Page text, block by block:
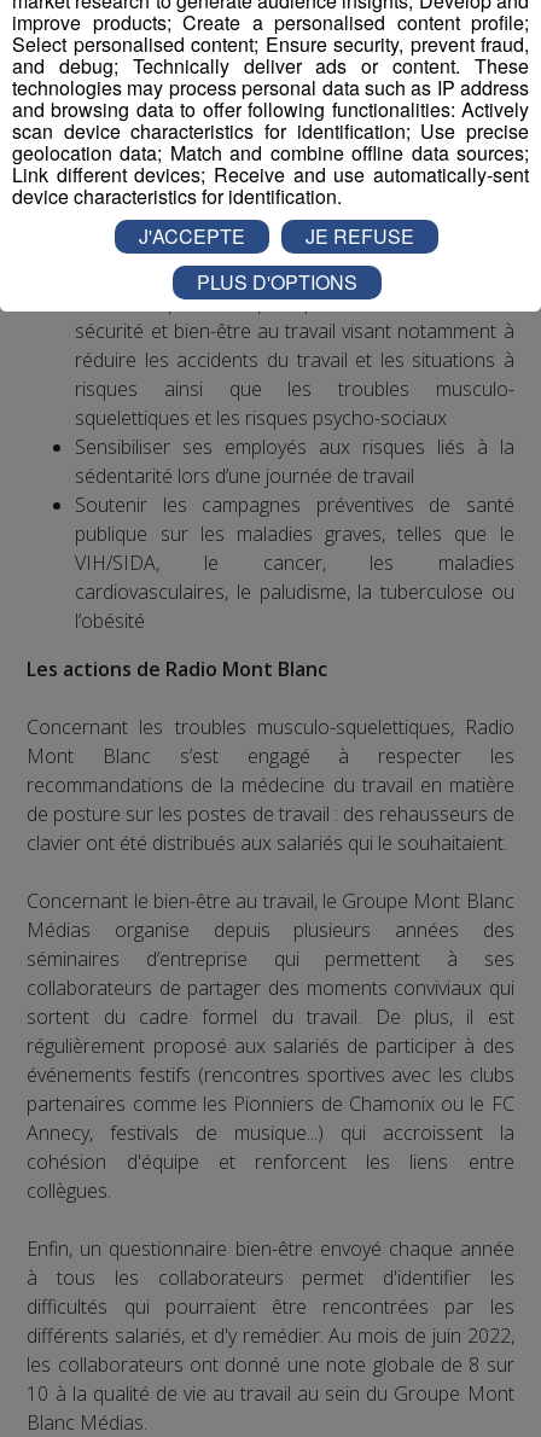
année plus de 2,3 millions de personnes et a un coût
financier important, qui pèse sur toute la société.
En France, les salariés sont plus sujets au stress que
leurs collègues des autres pays européens. Les troubles
musculo-squelettiques sont la première cause de
maladies professionnelles, notamment au niveau du
poignet et de la main.
Exemples d’actions à entreprendre
Mettre en place une politique ambitieuse de santé,
sécurité et bien-être au travail visant notamment à
réduire les accidents du travail et les situations à
risques ainsi que les troubles musculo-
squelettiques et les risques psycho-sociaux
Sensibiliser ses employés aux risques liés à la
sédentarité lors d’une journée de travail
Soutenir les campagnes préventives de santé
publique sur les maladies graves, telles que le
VIH/SIDA, le cancer, les maladies
cardiovasculaires, le paludisme, la tuberculose ou
l’obésité
Les actions de Radio Mont Blanc
Concernant les troubles musculo-squelettiques, Radio
Mont Blanc s’est engagé à respecter les
recommandations de la médecine du travail en matière
de posture sur les postes de travail : des rehausseurs de
clavier ont été distribués aux salariés qui le souhaitaient.
Concernant le bien-être au travail, le Groupe Mont Blanc
Médias organise depuis plusieurs années des
séminaires d’entreprise qui permettent à ses
collaborateurs de partager des moments conviviaux qui
sortent du cadre formel du travail. De plus, il est
régulièrement proposé aux salariés de participer à des
événements festifs (rencontres sportives avec les clubs
partenaires comme les Pionniers de Chamonix ou le FC
Annecy, festivals de musique...) qui accroissent la
cohésion d'équipe et renforcent les liens entre
collègues.
Enfin, un questionnaire bien-être envoyé chaque année
à tous les collaborateurs permet d'identifier les
difficultés qui pourraient être rencontrées par les
différents salariés, et d'y remédier. Au mois de juin 2022,
les collaborateurs ont donné une note globale de 8 sur
10 à la qualité de vie au travail au sein du Groupe Mont
Blanc Médias.
improve products; Create a personalised content profile;
Select personalised content; Ensure security, prevent fraud,
and debug; Technically deliver ads or content. These
technologies may process personal data such as IP address
and browsing data to offer following functionalities: Actively
scan device characteristics for identification; Use precise
geolocation data; Match and combine offline data sources;
Link different devices; Receive and use automatically-sent
device characteristics for identification.
J'ACCEPTE
JE REFUSE
PLUS D'OPTIONS